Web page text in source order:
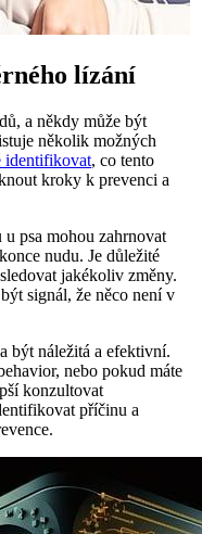
lízání
a někdy může být
několik možných
identifikovat, co tento
kroky k prevenci a
psa mohou zahrnovat
nudu. Je důležité
jakékoliv změny.
signál, že něco není v
být náležitá a efektivní.
nebo pokud máte
konzultovat
příčinu a